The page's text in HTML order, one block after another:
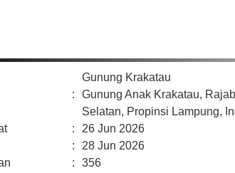
:
Gunung Krakatau
Gunung Anak Krakatau,
Selatan, Propinsi Lampung,
:
26 Jun 2026
:
28 Jun 2026
:
356